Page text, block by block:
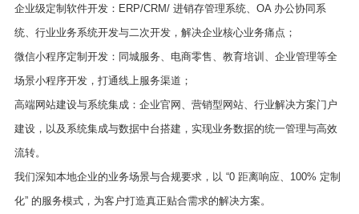
企业级定制软件开发：ERP/CRM/ 进销存管理系统、OA 办公协同系
统、行业业务系统开发与二次开发，解决企业核心业务痛点；
微信小程序定制开发：同城服务、电商零售、教育培训、企业管理等全
场景小程序开发，打通线上服务渠道；
高端网站建设与系统集成：企业官网、营销型网站、行业解决方案门户
建设，以及系统集成与数据中台搭建，实现业务数据的统一管理与高效
流转。
我们深知本地企业的业务场景与合规要求，以 “0 距离响应、100% 定制
化” 的服务模式，为客户打造真正贴合需求的解决方案。